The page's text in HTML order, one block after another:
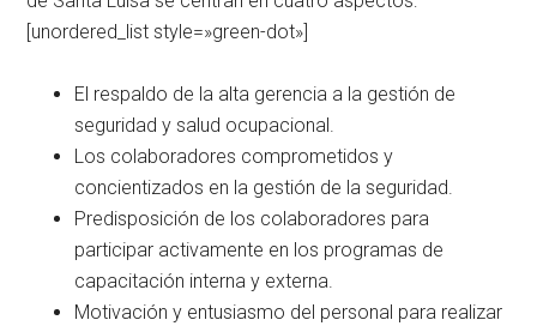
[unordered_list style=»green-dot»]
El respaldo de la alta gerencia a la gestión de
seguridad y salud ocupacional.
Los colaboradores comprometidos y
concientizados en la gestión de la seguridad.
Predisposición de los colaboradores para
participar activamente en los programas de
capacitación interna y externa.
Motivación y entusiasmo del personal para realizar